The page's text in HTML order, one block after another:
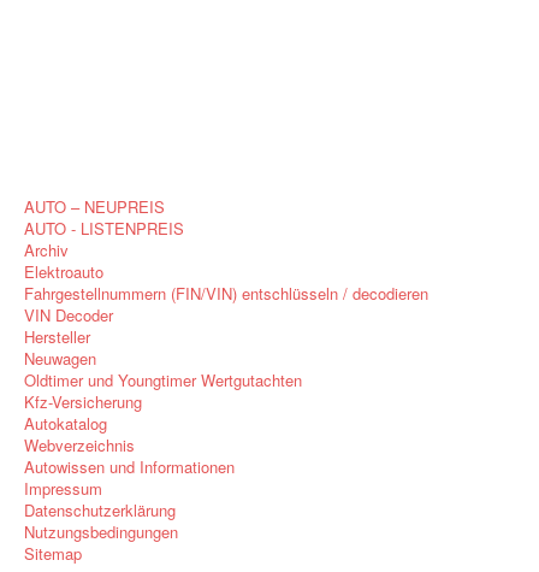
AUTO – NEUPREIS
AUTO - LISTENPREIS
Archiv
Elektroauto
Fahrgestellnummern (FIN/VIN) entschlüsseln / decodieren
VIN Decoder
Hersteller
Neuwagen
Oldtimer und Youngtimer Wertgutachten
Kfz-Versicherung
Autokatalog
Webverzeichnis
Autowissen und Informationen
Impressum
Datenschutzerklärung
Nutzungsbedingungen
Sitemap